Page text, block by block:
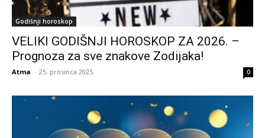
Godišnji horoskop
VELIKI GODIŠNJI HOROSKOP ZA 2026. –
Prognoza za sve znakove Zodijaka!
Atma - 25. prosinca 2025. 0